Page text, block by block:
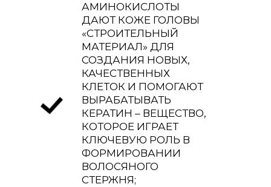
АМИНОКИСЛОТЫ
ДАЮТ КОЖЕ ГОЛОВЫ
«СТРОИТЕЛЬНЫЙ
МАТЕРИАЛ» ДЛЯ
СОЗДАНИЯ НОВЫХ,
КАЧЕСТВЕННЫХ
КЛЕТОК И ПОМОГАЮТ
ВЫРАБАТЫВАТЬ
КЕРАТИН – ВЕЩЕСТВО,
КОТОРОЕ ИГРАЕТ
КЛЮЧЕВУЮ РОЛЬ В
ФОРМИРОВАНИИ
ВОЛОСЯНОГО
СТЕРЖНЯ;